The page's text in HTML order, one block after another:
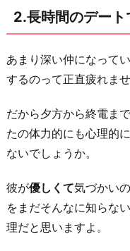
っ
欲
し
4.
ぴ
た
り
の
2.長時間のデー
あまり深い仲になって
するのって正直疲れま
だから夕方から終電ま
たの体力的にも心理的
ないでしょうか。
彼が優しくて気づかい
をまだそんなに知らな
理だと思いますよ。